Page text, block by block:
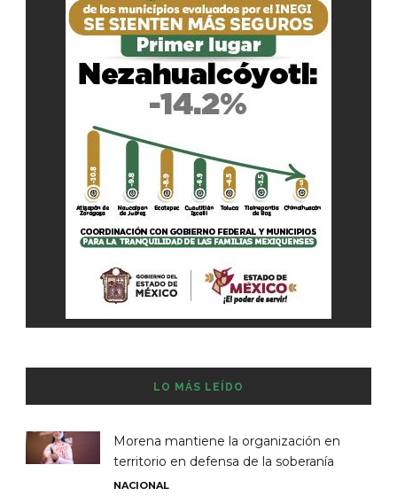
LO MÁS LEÍDO
Morena mantiene la organización en
territorio en defensa de la soberanía
NACIONAL